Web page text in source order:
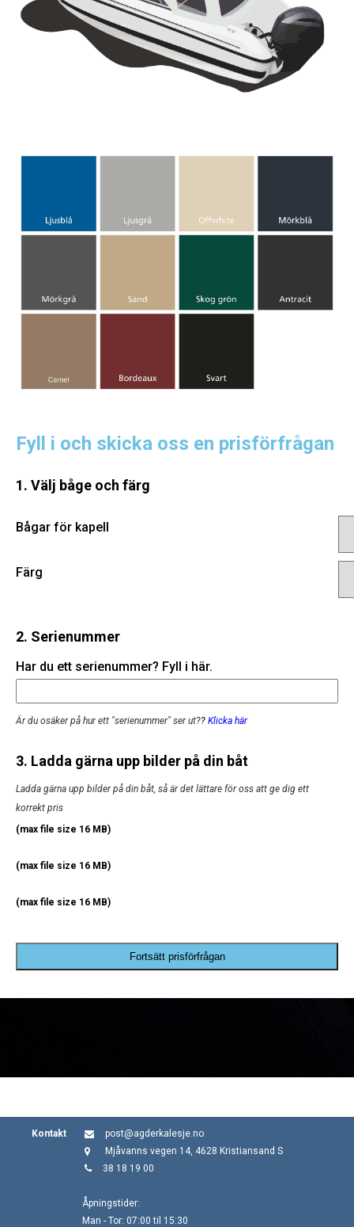
Fyll i och skicka oss en prisförfrågan
1. Välj båge och färg
Bågar för kapell
Färg
2. Serienummer
Har du ett serienummer? Fyll i här.
Är du osäker på hur ett "serienummer" ser ut?? Klicka här
3. Ladda gärna upp bilder på din båt
Ladda gärna upp bilder på din båt, så är det lättare för oss att ge dig ett
korrekt pris
(max file size 16 MB)
(max file size 16 MB)
(max file size 16 MB)
Fortsätt prisförfrågan
Kontakt
post@agderkalesje.no
Mjåvanns vegen 14, 4628 Kristiansand S
38 18 19 00
Åpningstider:
Man - Tor: 07:00 til 15:30